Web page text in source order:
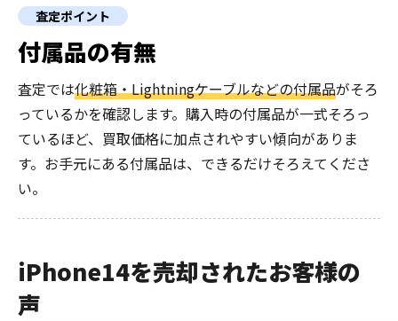
査定ポイント
付属品の有無
査定では化粧箱・Lightningケーブルなどの付属品がそろ
っているかを確認します。購入時の付属品が一式そろっ
ているほど、買取価格に加点されやすい傾向がありま
す。お手元にある付属品は、できるだけそろえてくださ
い。
iPhone14を売却されたお客様の
声